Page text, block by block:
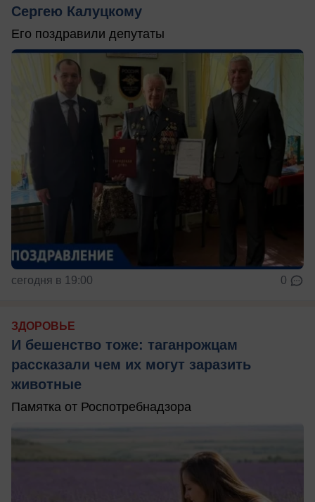
Сергею Калуцкому
Его поздравили депутаты
сегодня в 19:00 0
ЗДОРОВЬЕ
И бешенство тоже: таганрожцам
рассказали чем их могут заразить
животные
Памятка от Роспотребнадзора